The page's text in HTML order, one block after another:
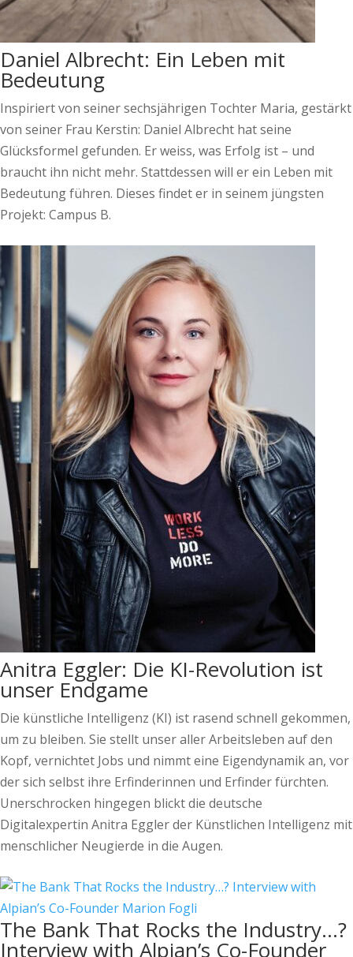
Daniel Albrecht: Ein Leben mit
Bedeutung
Inspiriert von seiner sechsjährigen Tochter Maria, gestärkt
von seiner Frau Kerstin: Daniel Albrecht hat seine
Glücksformel gefunden. Er weiss, was Erfolg ist – und
braucht ihn nicht mehr. Stattdessen will er ein Leben mit
Bedeutung führen. Dieses findet er in seinem jüngsten
Projekt: Campus B.
Anitra Eggler: Die KI-Revolution ist
unser Endgame
Die künstliche Intelligenz (KI) ist rasend schnell gekommen,
um zu bleiben. Sie stellt unser aller Arbeitsleben auf den
Kopf, vernichtet Jobs und nimmt eine Eigendynamik an, vor
der sich selbst ihre Erfinderinnen und Erfinder fürchten.
Unerschrocken hingegen blickt die deutsche
Digitalexpertin Anitra Eggler der Künstlichen Intelligenz mit
menschlicher Neugierde in die Augen.
The Bank That Rocks the Industry…?
Interview with Alpian’s Co-Founder